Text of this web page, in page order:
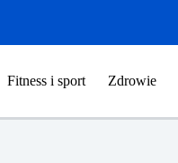
Fitness i sport Zdrowie